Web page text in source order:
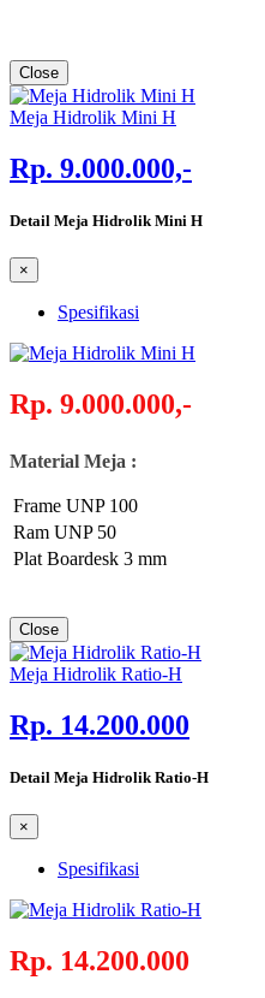
Close
Meja Hidrolik Mini H
Rp. 9.000.000,-
Detail Meja Hidrolik Mini H
×
Spesifikasi
Rp. 9.000.000,-
Material Meja :
Frame UNP 100
Ram UNP 50
Plat Boardesk 3 mm
Close
Meja Hidrolik Ratio-H
Rp. 14.200.000
Detail Meja Hidrolik Ratio-H
×
Spesifikasi
Rp. 14.200.000